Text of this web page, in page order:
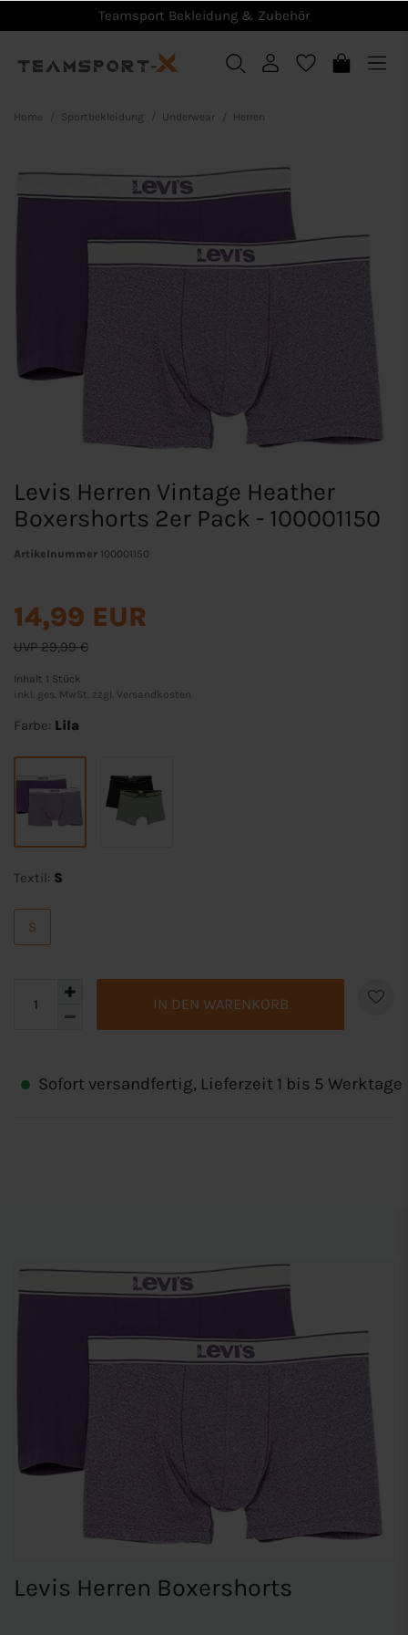
Teamsport Bekleidung & Zubehör
Home Sportbekleidung Underwear Herren
Levis Herren Vintage Heather
Boxershorts 2er Pack - 100001150
Artikelnummer 100001150
UVP 29,99 €
14,99 EUR
Inhalt 1 Stück
inkl. ges. MwSt. zzgl.
Versandkosten
Farbe: Lila
Textil: S
S
IN DEN WARENKORB
Sofort versandfertig, Lieferzeit 1 bis 5 Werktage
Levis Herren Boxershorts